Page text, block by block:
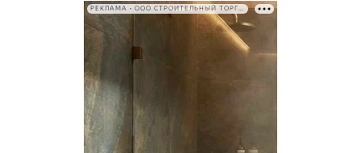
РЕКЛАМА • ООО СТРОИТЕЛЬНЫЙ ТОРГОВЫЙ ДОМ «ПЕТРОВИЧ». ИНН: 7802348846